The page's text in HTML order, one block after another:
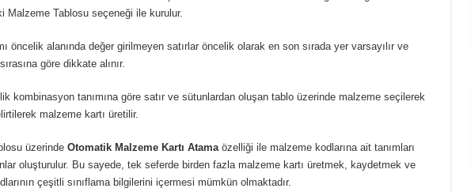
Malzeme Tablosu seçeneği ile kurulur.
öncelik alanında değer girilmeyen satırlar öncelik olarak en son sırada yer varsayılır ve
göre dikkate alınır.
kombinasyon tanımına göre satır ve sütunlardan oluşan tablo üzerinde malzeme seçilerek
malzeme kartı üretilir.
üzerindeOtomatik Malzeme Kartı Atama özelliği ile malzeme kodlarına ait tanımları
oluşturulur. Bu sayede, tek seferde birden fazla malzeme kartı üretmek, kaydetmek ve
çeşitli sınıflama bilgilerini içermesi mümkün olmaktadır.